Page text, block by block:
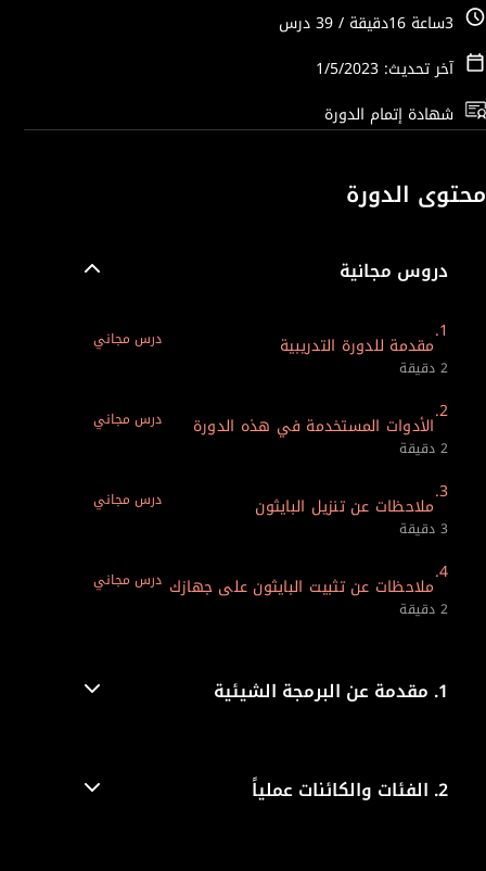
آخر تحديث: 1/5/2023
شهادة إتمام الدورة
محتوى الدورة
دروس مجانية
1.
مقدمة للدورة التدريبية
درس مجاني
2 دقيقة
2.
الأدوات المستخدمة في هذه الدورة
درس مجاني
2 دقيقة
3.
ملاحظات عن تنزيل البايثون
درس مجاني
3 دقيقة
4.
ملاحظات عن تثبيت البايثون على جهازك درس مجاني
2 دقيقة
1. مقدمة عن البرمجة الشيئية
2. الفئات والكائنات عملياً